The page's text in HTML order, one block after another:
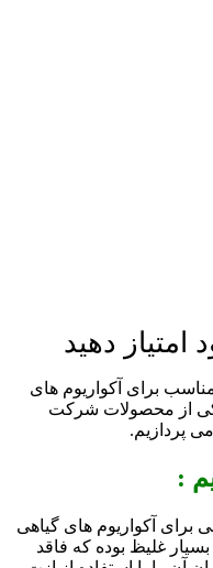
دهید
برای آکواریوم های
از محصولات شرکت
پردازیم.
:
برای آکواریوم های گیاهی
غلیظ بوده که فاقد